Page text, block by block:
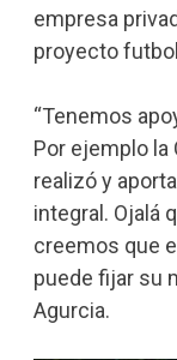
empresa
proyecto
“Tenemos
Por ejemplo la
realizó y
integral. Ojalá
creemos que
puede fijar su
Agurcia.